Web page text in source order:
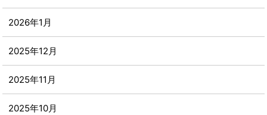
2026年1月
2025年12月
2025年11月
2025年10月